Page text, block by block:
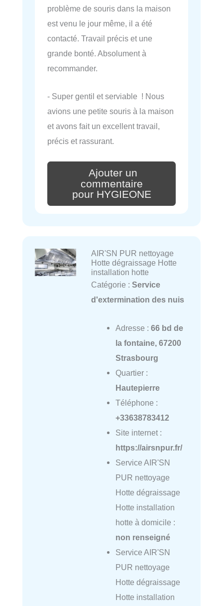
problème de souris dans la maison
est venu le jour même, il a été
contacté. Travail précis et une
grande bonté. Absolument à
recommander.
- Super gentil et serviable ! Nous
avions une petite souris à la maison
et avons fait un excellent travail,
précis et rassurant.
Ajouter un
commentaire
pour HYGIEONE
AIR'SN PUR nettoyage
Hotte dégraissage Hotte
installation hotte
Catégorie : Service
d'extermination des nuis
Adresse : 66 bd de
la fontaine, 67200
Strasbourg
Quartier :
Hautepierre
Téléphone :
+33638783412
Site internet :
https://airsnpur.fr/
Service AIR'SN
PUR nettoyage
Hotte dégraissage
Hotte installation
hotte à domicile :
non renseigné
Service AIR'SN
PUR nettoyage
Hotte dégraissage
Hotte installation